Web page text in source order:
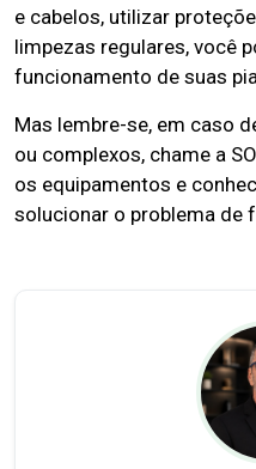
e cabelos, utilizar
limpezas regulares, você
funcionamento de suas
Mas lembre-se, em caso
ou complexos, chame a
os equipamentos e
solucionar o problema de